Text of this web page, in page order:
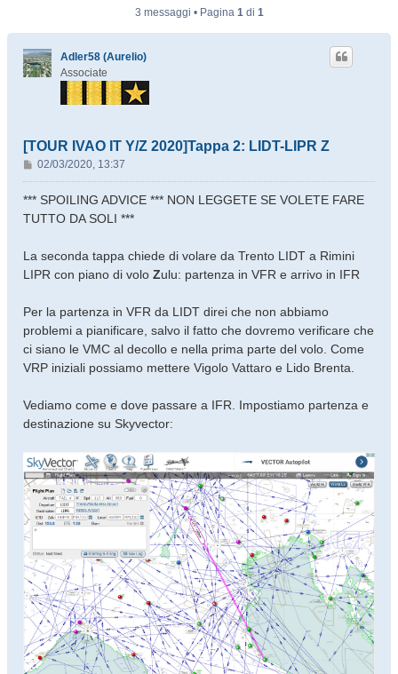
3 messaggi • Pagina 1di 1
Adler58 (Aurelio)
Associate
[TOUR IVAO IT Y/Z 2020]Tappa 2: LIDT-LIPR Z
M
e
s
s
g
i
02/03/2020, 13:37
*** SPOILING ADVICE *** NON LEGGETE SE VOLETE FARE
TUTTO DA SOLI ***
La seconda tappa chiede di volare da Trento LIDT a Rimini
LIPR con piano di volo Zulu: partenza in VFR e arrivo in IFR
Per la partenza in VFR da LIDT direi che non abbiamo
problemi a pianificare, salvo il fatto che dovremo verificare che
ci siano le VMC al decollo e nella prima parte del volo. Come
VRP iniziali possiamo mettere Vigolo Vattaro e Lido Brenta.
Vediamo come e dove passare a IFR. Impostiamo partenza e
destinazione su Skyvector: